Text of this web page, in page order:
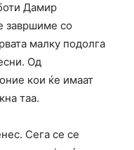
Дамир
завршиме со
малку подолга
Од
кои ќе имаат
таа.
Сега се се